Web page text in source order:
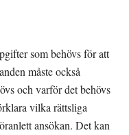
som behövs för att
måste också
och varför det behövs
vilka rättsliga
ansökan. Det kan